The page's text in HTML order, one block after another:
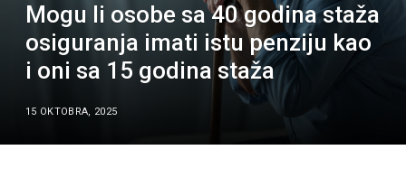
Mogu li osobe sa 40 godina staža
osiguranja imati istu penziju kao
i oni sa 15 godina staža
15 OKTOBRA, 2025